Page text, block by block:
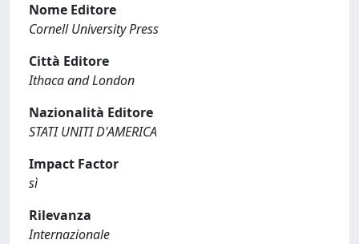
Nome Editore
Cornell University Press
Città Editore
Ithaca and London
Nazionalità Editore
STATI UNITI D'AMERICA
Impact Factor
sì
Rilevanza
Internazionale